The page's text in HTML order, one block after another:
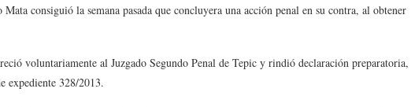
consiguió la semana pasada que concluyera una acción penal en su contra, al obtener
voluntariamente al Juzgado Segundo Penal de Tepic y rindió declaración preparatoria,
expediente 328/2013.